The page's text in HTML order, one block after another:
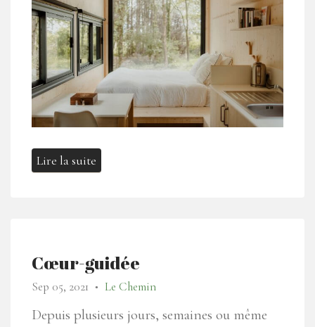
Lire la suite
Cœur-guidée
Sep 05, 2021 ● Le Chemin
Depuis plusieurs jours, semaines ou même